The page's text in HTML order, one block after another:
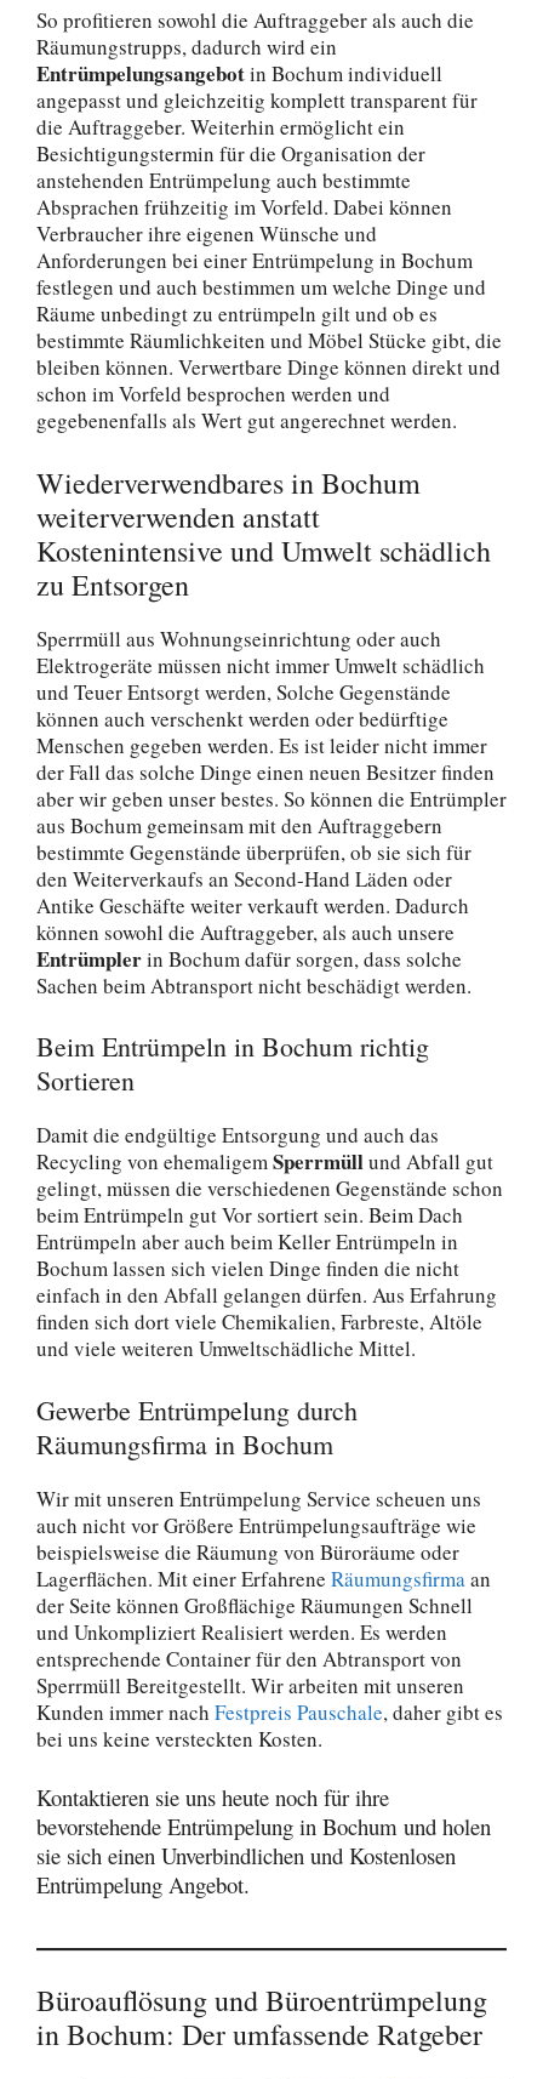
So profitieren sowohl die Auftraggeber als auch die
Räumungstrupps, dadurch wird ein
Entrümpelungsangebotin Bochum individuell
angepasst und gleichzeitig komplett transparent für
die Auftraggeber. Weiterhin ermöglicht ein
Besichtigungstermin für die Organisation der
anstehenden Entrümpelung auch bestimmte
Absprachen frühzeitig im Vorfeld. Dabei können
Verbraucher ihre eigenen Wünsche und
Anforderungen bei einer Entrümpelung in Bochum
festlegen und auch bestimmen um welche Dinge und
Räume unbedingt zu entrümpeln gilt und ob es
bestimmte Räumlichkeiten und Möbel Stücke gibt, die
bleiben können. Verwertbare Dinge können direkt und
schon im Vorfeld besprochen werden und
gegebenenfalls als Wert gut angerechnet werden.
Wiederverwendbares in Bochum
weiterverwenden anstatt
Kostenintensive und Umwelt schädlich
zu Entsorgen
Sperrmüll aus Wohnungseinrichtung oder auch
Elektrogeräte müssen nicht immer Umwelt schädlich
und Teuer Entsorgt werden, Solche Gegenstände
können auch verschenkt werden oder bedürftige
Menschen gegeben werden. Es ist leider nicht immer
der Fall das solche Dinge einen neuen Besitzer finden
aber wir geben unser bestes. So können die Entrümpler
aus Bochum gemeinsam mit den Auftraggebern
bestimmte Gegenstände überprüfen, ob sie sich für
den Weiterverkaufs an Second-Hand Läden oder
Antike Geschäfte weiter verkauft werden. Dadurch
können sowohl die Auftraggeber, als auch unsere
Entrümplerin Bochum dafür sorgen, dass solche
Sachen beim Abtransport nicht beschädigt werden.
Beim Entrümpeln in Bochum richtig
Sortieren
Damit die endgültige Entsorgung und auch das
Recycling von ehemaligemSperrmüllund Abfall gut
gelingt, müssen die verschiedenen Gegenstände schon
beim Entrümpeln gut Vor sortiert sein. Beim Dach
Entrümpeln aber auch beim Keller Entrümpeln in
Bochum lassen sich vielen Dinge finden die nicht
einfach in den Abfall gelangen dürfen. Aus Erfahrung
finden sich dort viele Chemikalien, Farbreste, Altöle
und viele weiteren Umweltschädliche Mittel.
Gewerbe Entrümpelung durch
Räumungsfirma in Bochum
Wir mit unseren Entrümpelung Service scheuen uns
auch nicht vor Größere Entrümpelungsaufträge wie
beispielsweise die Räumung von Büroräume oder
Lagerflächen. Mit einer Erfahrene Räumungsfirma an
der Seite können Großflächige Räumungen Schnell
und Unkompliziert Realisiert werden. Es werden
entsprechende Container für den Abtransport von
Sperrmüll Bereitgestellt. Wir arbeiten mit unseren
Kunden immer nach Festpreis Pauschale, daher gibt es
bei uns keine versteckten Kosten.
Kontaktieren sie uns heute noch für ihre
bevorstehende Entrümpelung in Bochum und holen
sie sich einen Unverbindlichen und Kostenlosen
Entrümpelung Angebot.
Büroauflösung und Büroentrümpelung
in Bochum: Der umfassende Ratgeber